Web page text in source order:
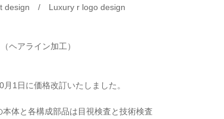
design / Luxury r logo design
ヘアライン加工）
月1日に価格改訂いたしました。
本体と各構成部品は目視検査と技術検査